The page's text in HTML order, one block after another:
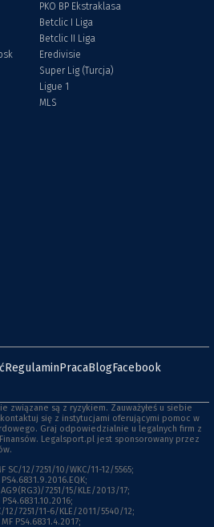
PKO BP Ekstraklasa
Betclic I Liga
Betclic II Liga
Eredivisie
Super Lig (Turcja)
Ligue 1
MLS
RegulaminPracaBlogFacebook
związane są z ryzykiem. Zauważyłeś u siebie
się z instytucjami oferującymi pomoc w
Graj odpowiedzialnie u legalnych firm z
Legalsport.pl jest sponsorowany przez
SC/12/7251/10/WKC/11-12/5565;
7251/15/KLE/2013/17;
12/7251/11-6/KLE/2011/5540/12;
PS4.6831.4.2017;